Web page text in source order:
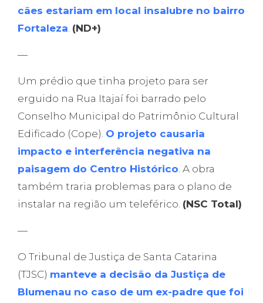
cães estariam em local insalubre no bairro
Fortaleza. (ND+)
—
Um prédio que tinha projeto para ser
erguido na Rua Itajaí foi barrado pelo
Conselho Municipal do Patrimônio Cultural
Edificado (Cope). O projeto causaria
impacto e interferência negativa na
paisagem do Centro Histórico. A obra
também traria problemas para o plano de
instalar na região um teleférico. (NSC Total)
—
O Tribunal de Justiça de Santa Catarina
(TJSC) manteve a decisão da Justiça de
Blumenau no caso de um ex-padre que foi